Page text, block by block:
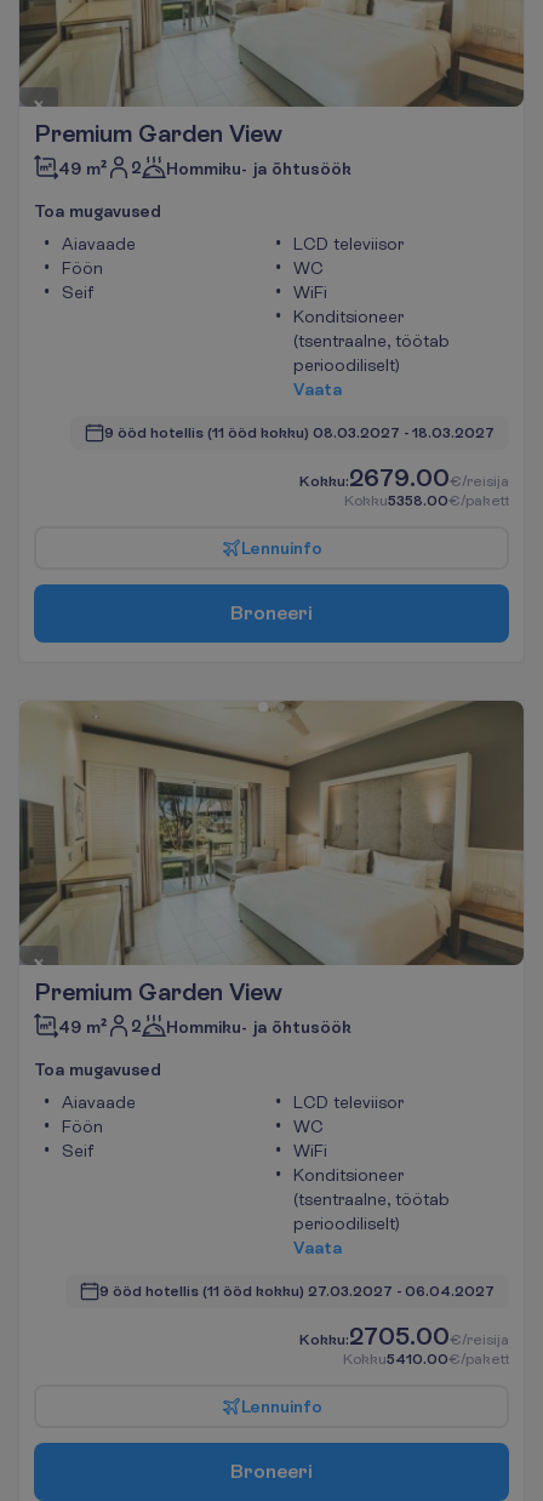
Premium Garden View
49 m² 2 Hommiku- ja õhtusöök
Toa mugavused
Aiavaade
Föön
Seif
LCD televiisor
WC
WiFi
Konditsioneer
(tsentraalne, töötab
perioodiliselt)
Vaata
9 ööd hotellis (11 ööd kokku) 08.03.2027 - 18.03.2027
Kokku:2679.00€/reisija
Kokku5358.00€/pakett
Lennuinfo
Broneeri
Premium Garden View
49 m² 2 Hommiku- ja õhtusöök
Toa mugavused
Aiavaade
Föön
Seif
LCD televiisor
WC
WiFi
Konditsioneer
(tsentraalne, töötab
perioodiliselt)
Vaata
9 ööd hotellis (11 ööd kokku) 27.03.2027 - 06.04.2027
Kokku:2705.00€/reisija
Kokku5410.00€/pakett
Lennuinfo
Broneeri